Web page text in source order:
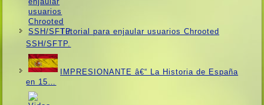
Tutorial para enjaular usuarios Chrooted
SSH/SFTP.
IMPRESIONANTE â€“ La Historia de España
en 15…